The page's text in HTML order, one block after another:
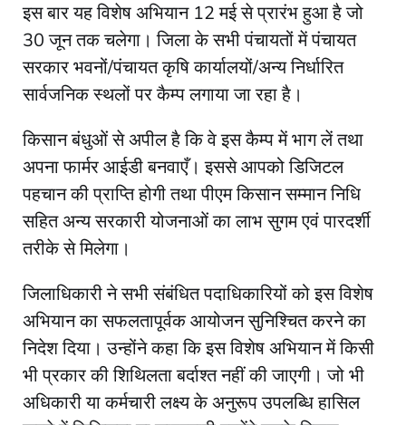
इस बार यह विशेष अभियान 12 मई से प्रारंभ हुआ है जो
30 जून तक चलेगा। जिला के सभी पंचायतों में पंचायत
सरकार भवनों/पंचायत कृषि कार्यालयों/अन्य निर्धारित
सार्वजनिक स्थलों पर कैम्प लगाया जा रहा है।
किसान बंधुओं से अपील है कि वे इस कैम्प में भाग लें तथा
अपना फार्मर आईडी बनवाएँ। इससे आपको डिजिटल
पहचान की प्राप्ति होगी तथा पीएम किसान सम्मान निधि
सहित अन्य सरकारी योजनाओं का लाभ सुगम एवं पारदर्शी
तरीके से मिलेगा।
जिलाधिकारी ने सभी संबंधित पदाधिकारियों को इस विशेष
अभियान का सफलतापूर्वक आयोजन सुनिश्चित करने का
निदेश दिया। उन्होंने कहा कि इस विशेष अभियान में किसी
भी प्रकार की शिथिलता बर्दाश्त नहीं की जाएगी। जो भी
अधिकारी या कर्मचारी लक्ष्य के अनुरूप उपलब्धि हासिल